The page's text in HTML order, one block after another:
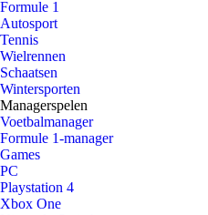
Formule 1
Autosport
Tennis
Wielrennen
Schaatsen
Wintersporten
Managerspelen
Voetbalmanager
Formule 1-manager
Games
PC
Playstation 4
Xbox One